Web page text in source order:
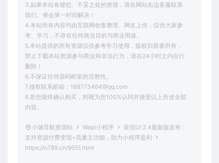
3.如果本站有侵犯、不妥之处的资源，请在网站右边客服联系
我们。将会第一时间解决！
4.本站所有内容均由互联网收集整理、网友上传，仅供大家参
考、学习，不存在任何商业目的与商业用途。
5.本站提供的所有资源仅供参考学习使用，版权归原著所有，
禁止下载本站资源参与商业和非法行为，请在24小时之内自行
删除！
6.不保证任何源码框架的完整性。
7.侵权联系邮箱：188773464@qq.com
8.若您最终确认购买，则视为您100%认同并接受以上所述全部
内容。
小璐导航资源站 Wap/小程序
星宿UI 2.4最新版发布：
支持资源付费变现+流量主功能，助力小程序盈利
https://o789.cn/9551.html